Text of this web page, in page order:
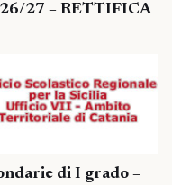
27 – RETTIFICA
di I grado –